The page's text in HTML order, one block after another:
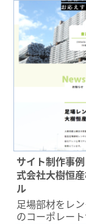
サイト制作事
式会社大樹恒
ル
足場部材をレ
のコーポレー